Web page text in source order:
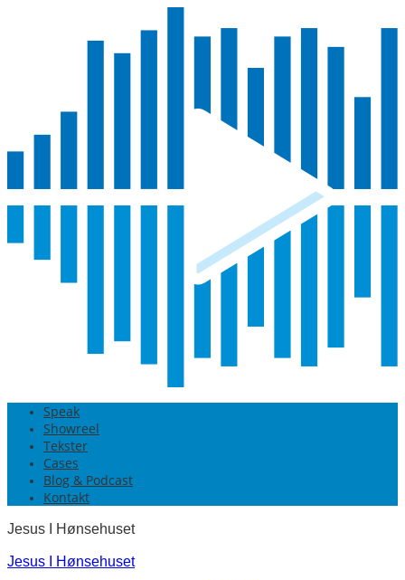
Speak
Showreel
Tekster
Cases
Blog & Podcast
Kontakt
Jesus I Hønsehuset
Jesus I Hønsehuset